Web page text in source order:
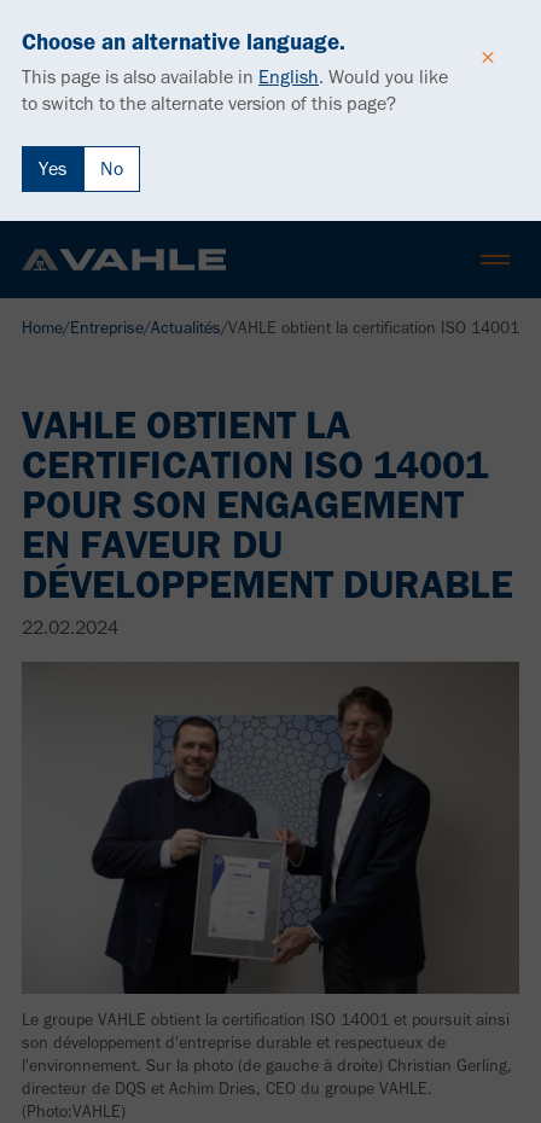
Choose an alternative language.
This page is also available in English. Would you like
to switch to the alternate version of this page?
Yes No
Home/Entreprise/Actualités/VAHLE obtient la certification ISO 14001
VAHLE OBTIENT LA
CERTIFICATION ISO 14001
POUR SON ENGAGEMENT
EN FAVEUR DU
DÉVELOPPEMENT DURABLE
22.02.2024
Le groupe VAHLE obtient la certification ISO 14001 et poursuit ainsi
son développement d'entreprise durable et respectueux de
l'environnement. Sur la photo (de gauche à droite) Christian Gerling,
directeur de DQS et Achim Dries, CEO du groupe VAHLE.
(Photo:VAHLE)